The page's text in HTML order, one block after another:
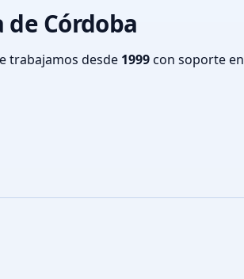
Córdoba
trabajamos desde 1999con soporte en